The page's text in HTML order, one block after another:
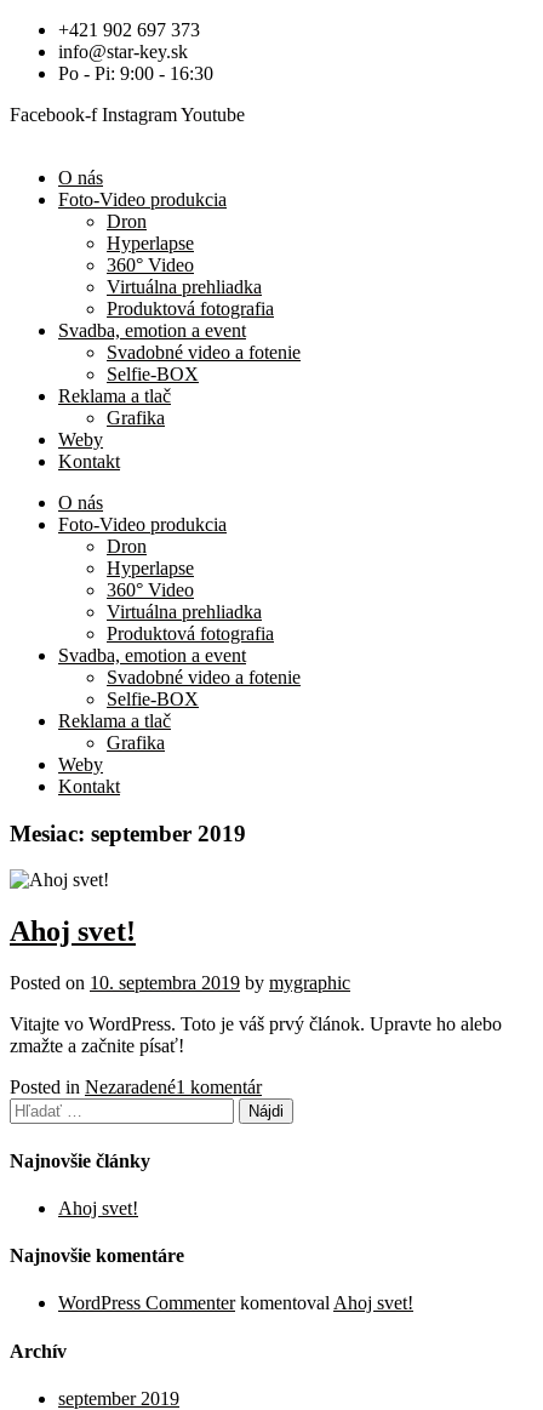
+421 902 697 373
info@star-key.sk
Po - Pi: 9:00 - 16:30
Facebook-f InstagramYoutube
O nás
Foto-Video produkcia
Dron
Hyperlapse
360° Video
Virtuálna prehliadka
Produktová fotografia
Svadba, emotion a event
Svadobné video a fotenie
Selfie-BOX
Reklama a tlač
Grafika
Weby
Kontakt
O nás
Foto-Video produkcia
Dron
Hyperlapse
360° Video
Virtuálna prehliadka
Produktová fotografia
Svadba, emotion a event
Svadobné video a fotenie
Selfie-BOX
Reklama a tlač
Grafika
Weby
Kontakt
Mesiac: september 2019
Ahoj svet!
Posted on 10. septembra 2019 by mygraphic
Vitajte vo WordPress. Toto je váš prvý článok. Upravte ho alebo
zmažte a začnite písať!
Posted in Nezaradené1 komentárna
Ahoj
svet!
Hľadať:
Najnovšie články
Ahoj svet!
Najnovšie komentáre
WordPress Commenterkomentoval Ahoj svet!
Archív
september 2019